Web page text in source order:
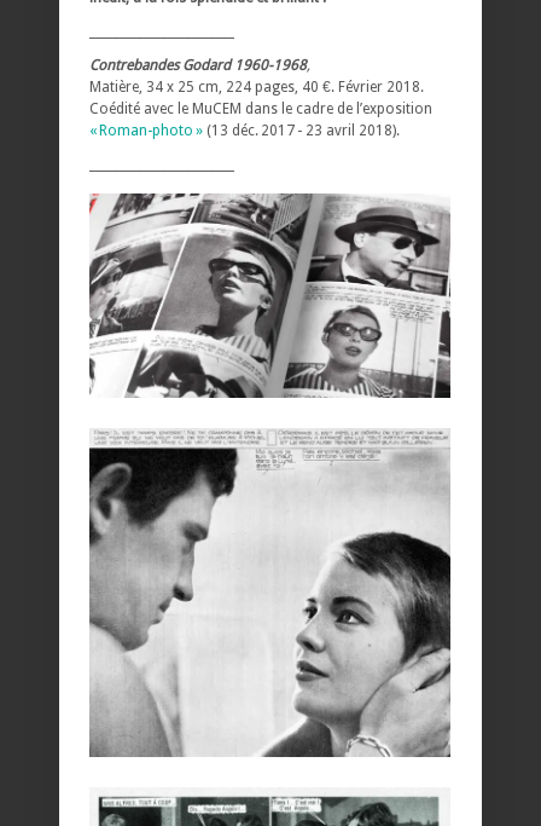
Contrebandes Godard 1960-1968,
Matière, 34 x 25 cm, 224 pages, 40 €. Février 2018.
Coédité avec le MuCEM dans le cadre de l’exposition
« Roman-photo » (13 déc. 2017 - 23 avril 2018).